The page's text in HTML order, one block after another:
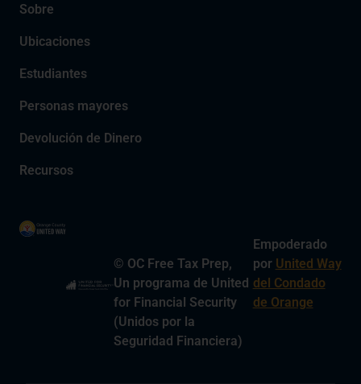
Sobre
Ubicaciones
Estudiantes
Personas mayores
Devolución de Dinero
Recursos
© OC Free Tax Prep,
Un programa de United
for Financial Security
(Unidos por la
Seguridad Financiera)
Empoderado
por United Way
del Condado
de Orange